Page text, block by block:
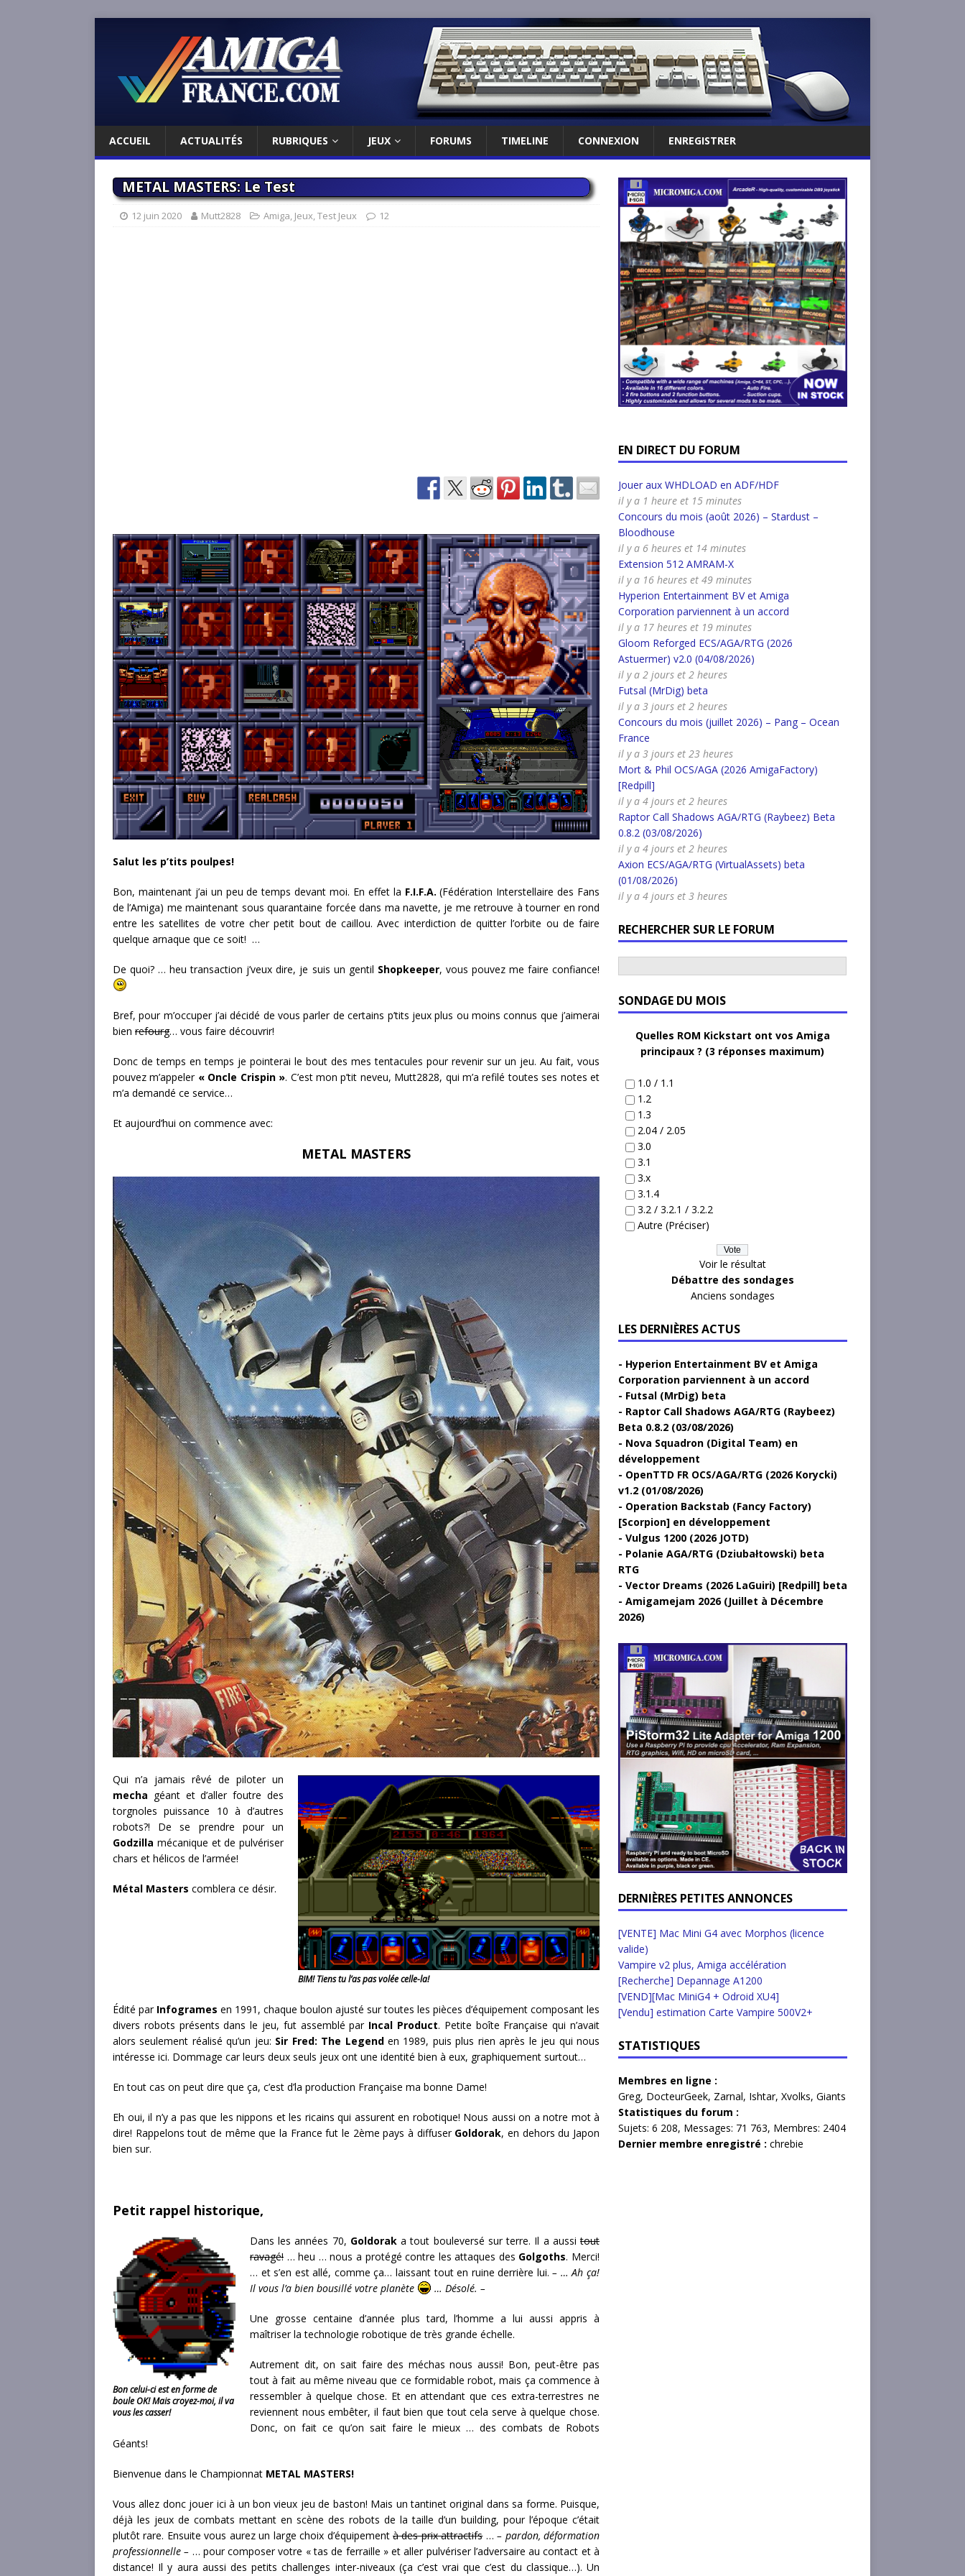
ACCUEIL ACTUALITÉS RUBRIQUES JEUX FORUMS TIMELINE CONNEXION ENREGISTRER
METAL MASTERS: Le Test
12 juin 2020 Mutt2828 Amiga, Jeux,Test Jeux 12
Salut les p’tits poulpes!
Bon, maintenant j’ai un peu de temps devant moi. En effet la F.I.F.A. (Fédération Interstellaire des Fans
de l’Amiga) me maintenant sous quarantaine forcée dans ma navette, je me retrouve à tourner en rond
entre les satellites de votre cher petit bout de caillou. Avec interdiction de quitter l’orbite ou de faire
quelque arnaque que ce soit! …
De quoi? … heu transaction j’veux dire, je suis un gentil Shopkeeper, vous pouvez me faire confiance!
Bref, pour m’occuper j’ai décidé de vous parler de certains p’tits jeux plus ou moins connus que j’aimerai
bien refourg… vous faire découvrir!
Donc de temps en temps je pointerai le bout des mes tentacules pour revenir sur un jeu. Au fait, vous
pouvez m’appeler « Oncle Crispin ». C’est mon p’tit neveu, Mutt2828, qui m’a refilé toutes ses notes et
m’a demandé ce service…
Et aujourd’hui on commence avec:
METAL MASTERS
BIM! Tiens tu l’as pas volée celle-la!
Qui n’a jamais rêvé de piloter un
mecha géant et d’aller foutre des
torgnoles puissance 10 à d’autres
robots?! De se prendre pour un
Godzilla mécanique et de pulvériser
chars et hélicos de l’armée!
Métal Masters comblera ce désir.
Édité par Infogrames en 1991, chaque boulon ajusté sur toutes les pièces d’équipement composant les
divers robots présents dans le jeu, fut assemblé par Incal Product. Petite boîte Française qui n’avait
alors seulement réalisé qu’un jeu: Sir Fred: The Legenden 1989, puis plus rien après le jeu qui nous
intéresse ici. Dommage car leurs deux seuls jeux ont une identité bien à eux, graphiquement surtout…
En tout cas on peut dire que ça, c’est d’la production Française ma bonne Dame!
Eh oui, il n’y a pas que les nippons et les ricains qui assurent en robotique! Nous aussi on a notre mot à
dire! Rappelons tout de même que la France fut le 2ème pays à diffuser Goldorak, en dehors du Japon
bien sur.
Petit rappel historique,
Bon celui-ci est en forme de
boule OK! Mais croyez-moi, il va
vous les casser!
Dans les années 70, Goldoraka tout bouleversé sur terre. Il a aussitout
ravagé! … heu … nous a protégé contre les attaques des Golgoths. Merci!
… et s’en est allé, comme ça… laissant tout en ruine derrière lui.– … Ah ça!
Il vous l’a bien bousillé votre planète
… Désolé. –
Une grosse centaine d’année plus tard, l’homme a lui aussi appris à
maîtriser la technologie robotique de très grande échelle.
Autrement dit, on sait faire des méchas nous aussi! Bon, peut-être pas
tout à fait au même niveau que ce formidable robot, mais ça commence à
ressembler à quelque chose. Et en attendant que ces extra-terrestres ne
reviennent nous embêter, il faut bien que tout cela serve à quelque chose.
Donc, on fait ce qu’on sait faire le mieux … des combats de Robots
Géants!
Bienvenue dans le Championnat METAL MASTERS!
Vous allez donc jouer ici à un bon vieux jeu de baston! Mais un tantinet original dans sa forme. Puisque,
déjà les jeux de combats mettant en scène des robots de la taille d’un building, pour l’époque c’était
plutôt rare. Ensuite vous aurez un large choix d’équipement à des prix attractifs…– pardon, déformation
professionnelle – … pour composer votre « tas de ferraille » et aller pulvériser l’adversaire au contact et à
distance! Il y aura aussi des petits challenges inter-niveaux (ça c’est vrai que c’est du classique…). Un
EN DIRECT DU FORUM
Jouer aux WHDLOAD en ADF/HDF
il y a 1 heure et 15 minutes
Concours du mois (août 2026) – Stardust –
Bloodhouse
il y a 6 heures et 14 minutes
Extension 512 AMRAM-X
il y a 16 heures et 49 minutes
Hyperion Entertainment BV et Amiga
Corporation parviennent à un accord
il y a 17 heures et 19 minutes
Gloom Reforged ECS/AGA/RTG (2026
Astuermer) v2.0 (04/08/2026)
il y a 2 jours et 2 heures
Futsal (MrDig) beta
il y a 3 jours et 2 heures
Concours du mois (juillet 2026) – Pang – Ocean
France
il y a 3 jours et 23 heures
Mort & Phil OCS/AGA (2026 AmigaFactory)
[Redpill]
il y a 4 jours et 2 heures
Raptor Call Shadows AGA/RTG (Raybeez) Beta
0.8.2 (03/08/2026)
il y a 4 jours et 2 heures
Axion ECS/AGA/RTG (VirtualAssets) beta
(01/08/2026)
il y a 4 jours et 3 heures
RECHERCHER SUR LE FORUM
SONDAGE DU MOIS
Quelles ROM Kickstart ont vos Amiga
principaux ? (3 réponses maximum)
1.0 / 1.1
1.2
1.3
2.04 / 2.05
3.0
3.1
3.x
3.1.4
3.2 / 3.2.1 / 3.2.2
Autre (Préciser)
Voir le résultat
Débattre des sondages
Anciens sondages
LES DERNIÈRES ACTUS
Hyperion Entertainment BV et Amiga
Corporation parviennent à un accord
Futsal (MrDig) beta
Raptor Call Shadows AGA/RTG (Raybeez)
Beta 0.8.2 (03/08/2026)
Nova Squadron (Digital Team) en
développement
OpenTTD FR OCS/AGA/RTG (2026 Korycki)
v1.2 (01/08/2026)
Operation Backstab (Fancy Factory)
[Scorpion] en développement
Vulgus 1200 (2026 JOTD)
Polanie AGA/RTG (Dziubałtowski) beta
RTG
Vector Dreams (2026 LaGuiri) [Redpill] beta
Amigamejam 2026 (Juillet à Décembre
2026)
DERNIÈRES PETITES ANNONCES
[VENTE] Mac Mini G4 avec Morphos (licence
valide)
Vampire v2 plus, Amiga accélération
[Recherche] Depannage A1200
[VEND][Mac MiniG4 + Odroid XU4]
[Vendu] estimation Carte Vampire 500V2+
STATISTIQUES
Membres en ligne :
Greg, DocteurGeek, Zarnal, Ishtar, Xvolks, Giants
Statistiques du forum :
Sujets: 6 208, Messages: 71 763, Membres: 2404
Dernier membre enregistré : chrebie